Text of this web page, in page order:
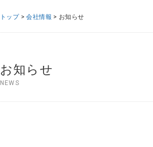
トップ>会社情報 > お知らせ
お知らせ
NEWS